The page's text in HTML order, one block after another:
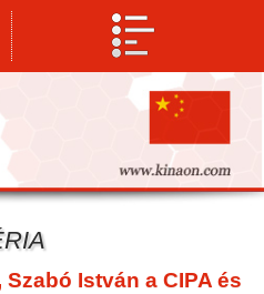
István a CIPA és